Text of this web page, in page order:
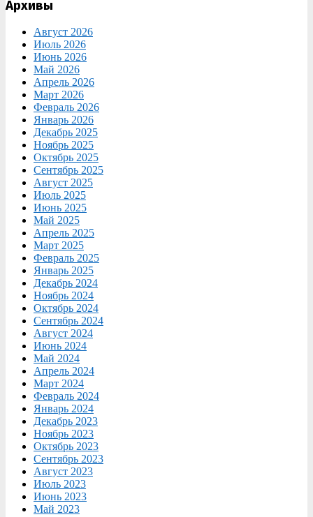
Архивы
Август 2026
Июль 2026
Июнь 2026
Май 2026
Апрель 2026
Март 2026
Февраль 2026
Январь 2026
Декабрь 2025
Ноябрь 2025
Октябрь 2025
Сентябрь 2025
Август 2025
Июль 2025
Июнь 2025
Май 2025
Апрель 2025
Март 2025
Февраль 2025
Январь 2025
Декабрь 2024
Ноябрь 2024
Октябрь 2024
Сентябрь 2024
Август 2024
Июнь 2024
Май 2024
Апрель 2024
Март 2024
Февраль 2024
Январь 2024
Декабрь 2023
Ноябрь 2023
Октябрь 2023
Сентябрь 2023
Август 2023
Июль 2023
Июнь 2023
Май 2023